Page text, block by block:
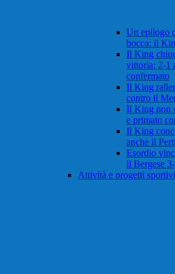
Un epilogo
bocca: il
Il King
vittoria: 2-1
confermato
Il King
contro il
Il King non
e primato
Il King
anche il
Esordio
il Bergese
Attività e progetti